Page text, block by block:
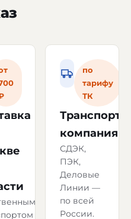
по
тарифу
ТК
СДЭК,
ПЭК,
Деловые
Линии —
по всей
России.